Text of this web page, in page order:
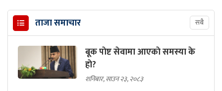
ताजा समाचार सबै
बूक पाेष्ट सेवामा आएकाे समस्या के
हाे?
शनिबार, साउन २३, २०८३